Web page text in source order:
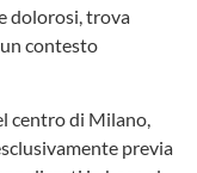
dolorosi, trova
contesto
centro di Milano,
previa